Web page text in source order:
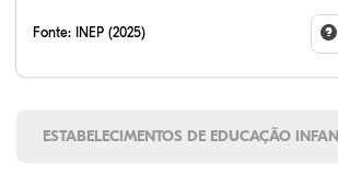
Fonte: INEP (2025)
ESTABELECIMENTOS DE EDUCAÇÃO